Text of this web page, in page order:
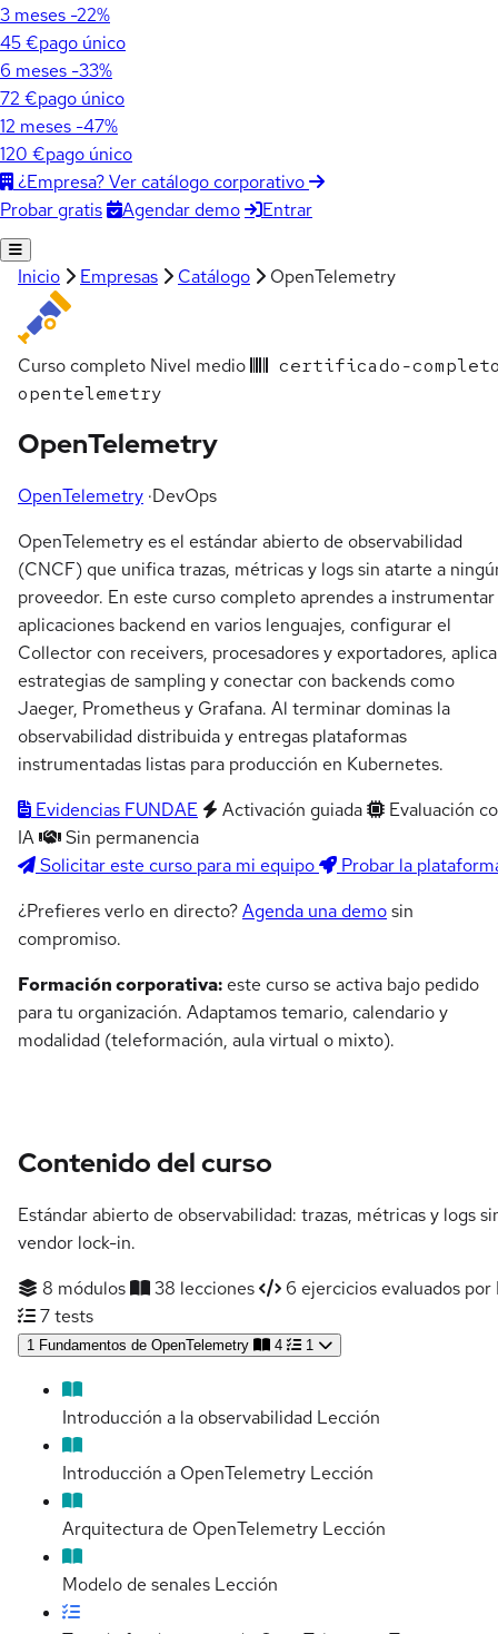
3 meses -22%
45 €pago único
6 meses -33%
72 €pago único
12 meses -47%
120 €pago único
¿Empresa? Ver catálogo corporativo
Probar gratis
Agendar demo Entrar
Inicio Empresas Catálogo OpenTelemetry
Curso completo Nivel medio
certificado-
opentelemetry
OpenTelemetry
OpenTelemetry ·DevOps
OpenTelemetry es el estándar abierto de observabilidad
(CNCF) que unifica trazas, métricas y logs sin atarte a
proveedor. En este curso completo aprendes a instrumentar
aplicaciones backend en varios lenguajes, configurar el
Collector con receivers, procesadores y exportadores,
estrategias de sampling y conectar con backends como
Jaeger, Prometheus y Grafana. Al terminar dominas la
observabilidad distribuida y entregas plataformas
instrumentadas listas para producción en Kubernetes.
Evidencias FUNDAE
Activación guiada
Evaluación
IA
Sin permanencia
Solicitar este curso para mi equipo
Probar la
¿Prefieres verlo en directo?Agenda una demosin
compromiso.
Formación corporativa: este curso se activa bajo pedido
para tu organización. Adaptamos temario, calendario y
modalidad (teleformación, aula virtual o mixto).
Contenido del curso
Estándar abierto de observabilidad: trazas, métricas y logs
vendor lock-in.
8 módulos
38 lecciones
6 ejercicios evaluados por
7 tests
1 Fundamentos de OpenTelemetry 4 1
Introducción a la observabilidad Lección
Introducción a OpenTelemetry Lección
Arquitectura de OpenTelemetry Lección
Modelo de senales Lección